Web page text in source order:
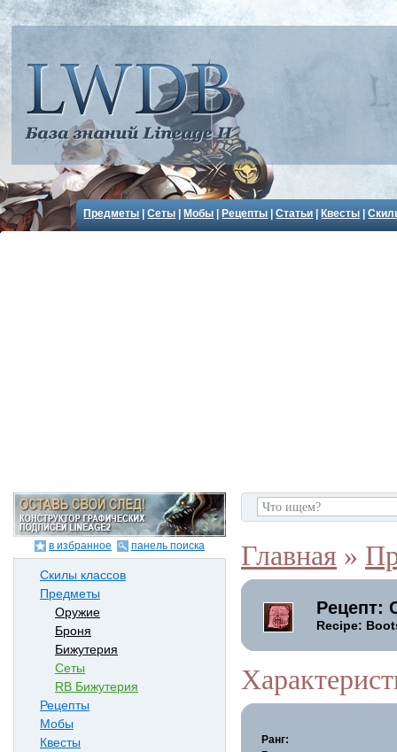
Предметы |Сеты Мобы Рецепты |Статьи Квесты |
в избранное панель поиска
Скилы классов
Предметы
Оружие
Броня
Бижутерия
Сеты
RB Бижутерия
Рецепты
Мобы
Квесты
Главная »
Рецепт:
Recipe:
Ранг: